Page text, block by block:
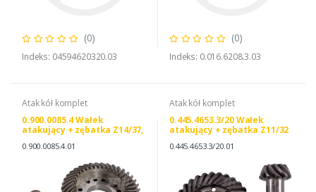
(0)
Indeks: 04594620320.03
(0)
Indeks: 0.016.6208.3.03
Atak kół komplet
0.900.0085.4 Wałek
atakujący + zębatka Z14/37,
LAMBORGHINI 090000854
0.900.0085.4.01
Atak kół komplet
0.445.4653.3/20 Wałek
atakujący + zębatka Z11/32
0.445.4653.3/20.01